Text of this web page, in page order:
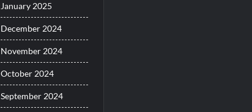
January 2025
December 2024
November 2024
October 2024
September 2024